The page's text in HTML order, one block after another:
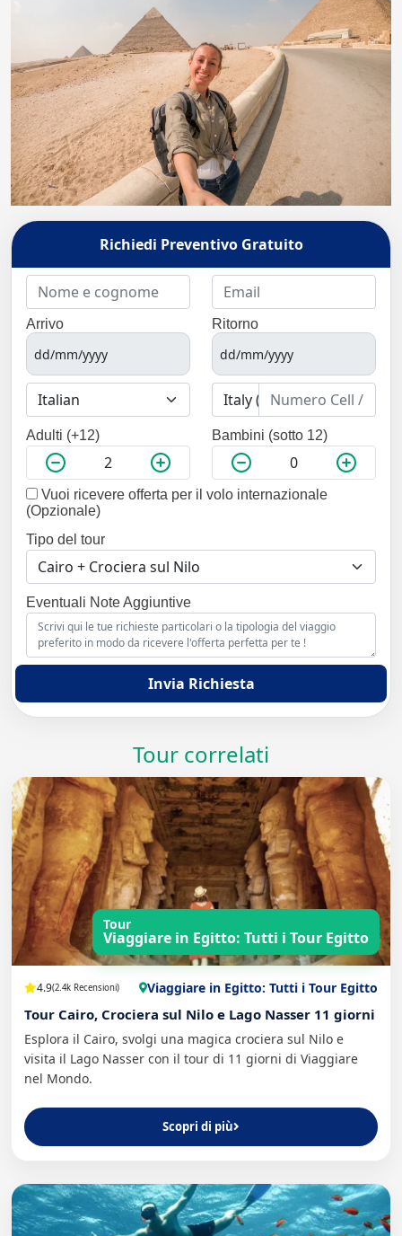
Richiedi Preventivo Gratuito
Arrivo Ritorno
Adulti (+12) Bambini (sotto 12)
Vuoi ricevere offerta per il volo internazionale
(Opzionale)
Tipo del tour
Eventuali Note Aggiuntive
Invia Richiesta
Tour correlati
Tour
Viaggiare in Egitto: Tutti i Tour Egitto
4.9(2.4k Recensioni) Viaggiare in Egitto: Tutti i Tour Egitto
Tour Cairo, Crociera sul Nilo e Lago Nasser 11 giorni
Esplora il Cairo, svolgi una magica crociera sul Nilo e
visita il Lago Nasser con il tour di 11 giorni di Viaggiare
nel Mondo.
Scopri di più